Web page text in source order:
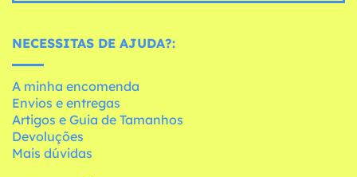
NECESSITAS DE AJUDA?:
A minha encomenda
Envios e entregas
Artigos e Guia de Tamanhos
Devoluções
Mais dúvidas